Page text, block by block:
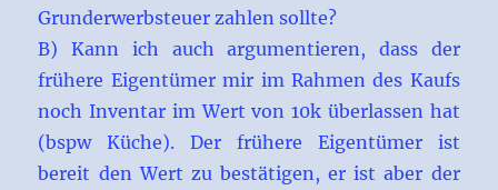
Grunderwerbsteuer zahlen sollte?
B) Kann ich auch argumentieren, dass der
frühere Eigentümer mir im Rahmen des Kaufs
noch Inventar im Wert von 10k überlassen hat
(bspw Küche). Der frühere Eigentümer ist
bereit den Wert zu bestätigen, er ist aber der